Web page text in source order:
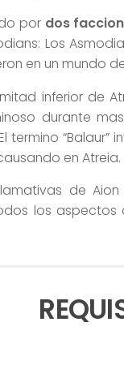
por dos
Los
en un mundo
inferior de
durante
termino
en Atreia.
de Aion
los